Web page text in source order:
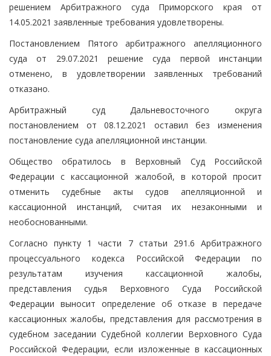
решением Арбитражного суда Приморского края от
14.05.2021 заявленные требования удовлетворены.
Постановлением Пятого арбитражного апелляционного
суда от 29.07.2021 решение суда первой инстанции
отменено, в удовлетворении заявленных требований
отказано.
Арбитражный суд Дальневосточного округа
постановлением от 08.12.2021 оставил без изменения
постановление суда апелляционной инстанции.
Общество обратилось в Верховный Суд Российской
Федерации с кассационной жалобой, в которой просит
отменить судебные акты судов апелляционной и
кассационной инстанций, считая их незаконными и
необоснованными.
Согласно пункту 1 части 7 статьи 291.6 Арбитражного
процессуального кодекса Российской Федерации по
результатам изучения кассационной жалобы,
представления судья Верховного Суда Российской
Федерации выносит определение об отказе в передаче
кассационных жалобы, представления для рассмотрения в
судебном заседании Судебной коллегии Верховного Суда
Российской Федерации, если изложенные в кассационных